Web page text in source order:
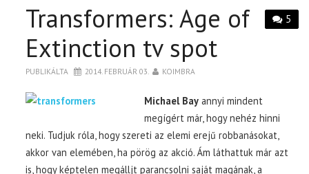
5
Transformers: Age of
Extinction tv spot
PUBLIKÁLTA 2014. FEBRUÁR 03. KOIMBRA
Michael Bay annyi mindent
megígért már, hogy nehéz hinni
neki. Tudjuk róla, hogy szereti az elemi erejű robbanásokat,
akkor van elemében, ha pörög az akció. Ám láthattuk már azt
is, hogy képtelen megálljt parancsolni saját magának, a